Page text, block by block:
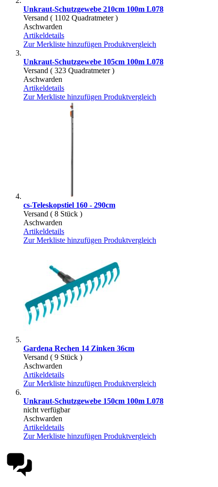
Unkraut-Schutzgewebe 210cm 100m L078
Versand ( 1102 Quadratmeter )
Aschwarden
Artikeldetails
Zur Merkliste hinzufügen Produktvergleich
Unkraut-Schutzgewebe 105cm 100m L078
Versand ( 323 Quadratmeter )
Aschwarden
Artikeldetails
Zur Merkliste hinzufügen Produktvergleich
cs-Teleskopstiel 160 - 290cm
Versand ( 8 Stück )
Aschwarden
Artikeldetails
Zur Merkliste hinzufügen Produktvergleich
Gardena Rechen 14 Zinken 36cm
Versand ( 9 Stück )
Aschwarden
Artikeldetails
Zur Merkliste hinzufügen Produktvergleich
Unkraut-Schutzgewebe 150cm 100m L078
nicht verfügbar
Aschwarden
Artikeldetails
Zur Merkliste hinzufügen Produktvergleich